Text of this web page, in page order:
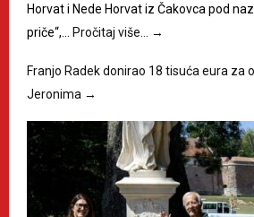
Horvat i Nede Horvat iz Čakovca pod
priče“,…
Pročitaj više… →
Franjo Radek donirao 18 tisuća eura za
Jeronima →